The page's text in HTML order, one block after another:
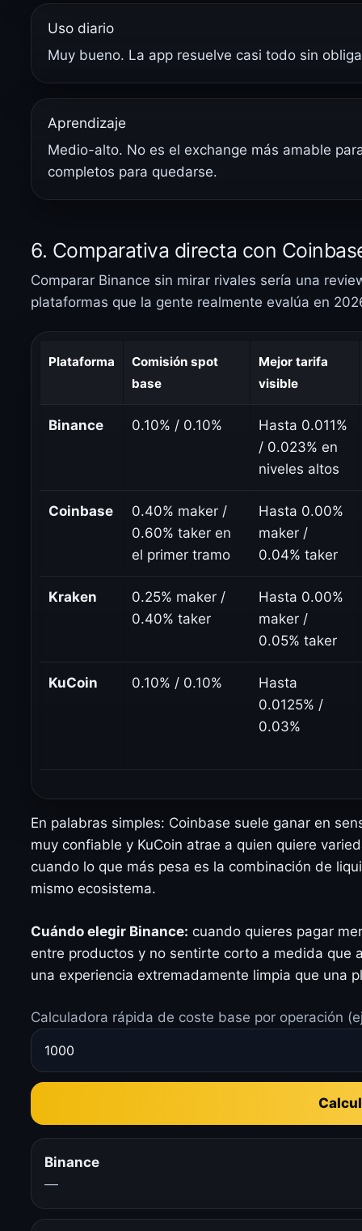
Uso diario
Muy bueno. La app resuelve casi todo sin
Aprendizaje
Medio-alto. No es el exchange más amable
completos para quedarse.
6. Comparativa directa con
Comparar Binance sin mirar rivales sería una
plataformas que la gente realmente evalúa en
Plataforma
Comisión spot
base
Mejor tarifa
visible
Binance 0.10% / 0.10%
Hasta 0.011%
/ 0.023% en
niveles altos
Coinbase
0.40% maker /
0.60% taker en
el primer tramo
Hasta 0.00%
maker /
0.04% taker
Kraken
0.25% maker /
0.40% taker
Hasta 0.00%
maker /
0.05% taker
KuCoin 0.10% / 0.10%
Hasta
0.0125% /
0.03%
En palabras simples: Coinbase suele ganar en
muy confiable y KuCoin atrae a quien quiere
cuando lo que más pesa es la combinación de
mismo ecosistema.
Cuándo elegir Binance: cuando quieres pagar
entre productos y no sentirte corto a medida que
una experiencia extremadamente limpia que una
Calculadora rápida de coste base por operación
Binance
—